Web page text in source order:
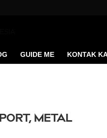
GUIDE ME KONTAK
METAL